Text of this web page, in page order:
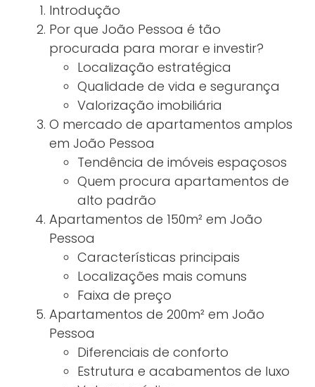
Introdução
Por que João Pessoa é tão
procurada para morar e investir?
Localização estratégica
Qualidade de vida e segurança
Valorização imobiliária
O mercado de apartamentos amplos
em João Pessoa
Tendência de imóveis espaçosos
Quem procura apartamentos de
alto padrão
Apartamentos de 150m² em João
Pessoa
Características principais
Localizações mais comuns
Faixa de preço
Apartamentos de 200m² em João
Pessoa
Diferenciais de conforto
Estrutura e acabamentos de luxo